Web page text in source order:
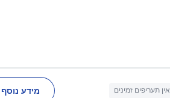
אין תעריפים זמינים מידע נוסף